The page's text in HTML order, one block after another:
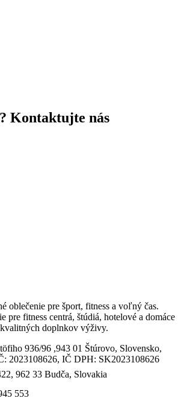
Kontaktujte nás
oblečenie pre šport, fitness a voľný čas.
pre fitness centrá, štúdiá, hotelové a domáce
doplnkov výživy.
936/96 ,943 01 Štúrovo, Slovensko,
2023108626, IČ DPH: SK2023108626
962 33 Budča, Slovakia
553